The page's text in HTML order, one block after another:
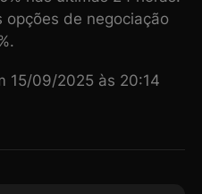
opções de negociação
15/09/2025 às 20:14